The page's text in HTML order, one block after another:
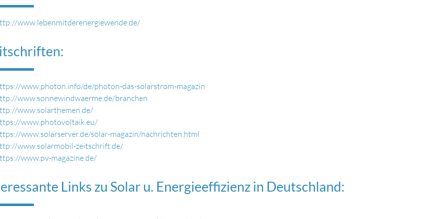
www.lebenmitderenergiewende.de/
www.photon.info/de/photon-das-solarstrom-magazin
www.sonnewindwaerme.de/branchen
www.solarthemen.de/
www.photovoltaik.eu/
www.solarserver.de/solar-magazin/nachrichten.html
www.solarmobil-zeitschrift.de/
www.pv-magazine.de/
Links zu Solar u. Energieeffizienz in Deutschland: